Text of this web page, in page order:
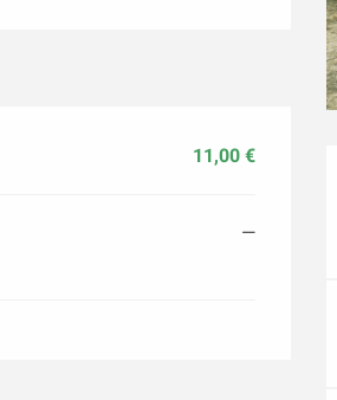
11,00 €
—